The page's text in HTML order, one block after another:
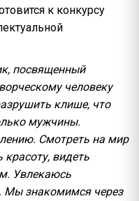
к конкурсу
посвященный
человеку
клише, что
мужчины.
Смотреть на мир
красоту, видеть
Увлекаюсь
Мы знакомимся через